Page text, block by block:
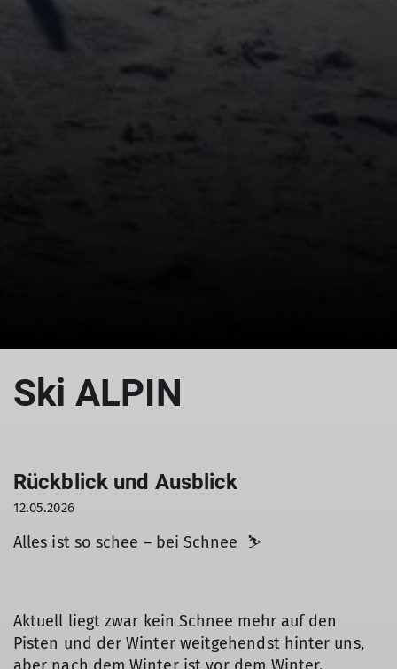
Ski ALPIN
Rückblick und Ausblick
12.05.2026
Alles ist so schee – bei Schnee ⛷️
Aktuell liegt zwar kein Schnee mehr auf den
Pisten und der Winter weitgehendst hinter uns,
aber nach dem Winter ist vor dem Winter.